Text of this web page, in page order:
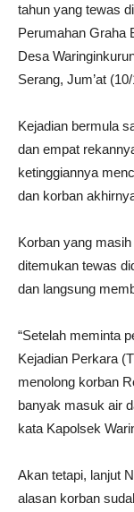
tahun yang tewas
Perumahan Graha
Desa
Serang, Jum’at
Kejadian bermula
dan empat
ketinggiannya
dan korban
Korban yang
ditemukan tewas
dan langsung
“Setelah meminta
Kejadian Perkara
menolong korban
banyak masuk air
kata Kapolsek
Akan tetapi, lanjut
alasan korban